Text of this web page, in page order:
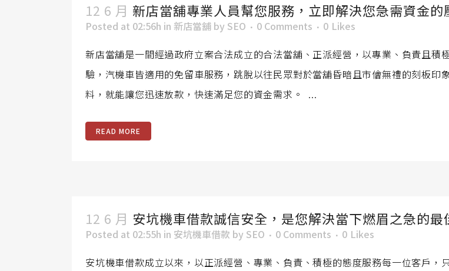
12 6 月 新店當舖專業人員幫您服務，立即解決您急需資金的
Posted at 02:56h in 新店當舖 by SEO 0 Comments 0 Likes
新店當舖是一間經過政府立案合法成立的合法當舖、正派經營，以專業、負責且
驗，汽機車皆適用的免留車服務，跳脫以往民眾對於當舖昏暗且市儈無禮的刻板
料，就能讓您迅速放款，快速滿足您的資金需求。 ...
READ MORE
12 6 月 安坑機車借款誠信安全，是您解決當下燃眉之急的最
Posted at 02:55h in 安坑機車借款 by SEO 0 Comments 0 Likes
安坑機車借款成立以來，以正派經營、專業、負責、積極的態度服務每一位客戶